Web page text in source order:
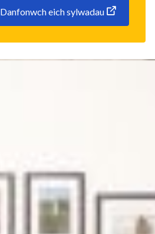
Danfonwch eich sylwadau